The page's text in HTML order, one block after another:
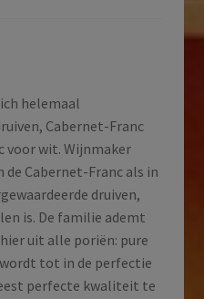
helemaal
Cabernet-Franc
voor wit. Wijnmaker
Cabernet-Franc als in
druiven,
is. De familie ademt
uit alle poriën: pure
tot in de perfectie
perfecte kwaliteit te